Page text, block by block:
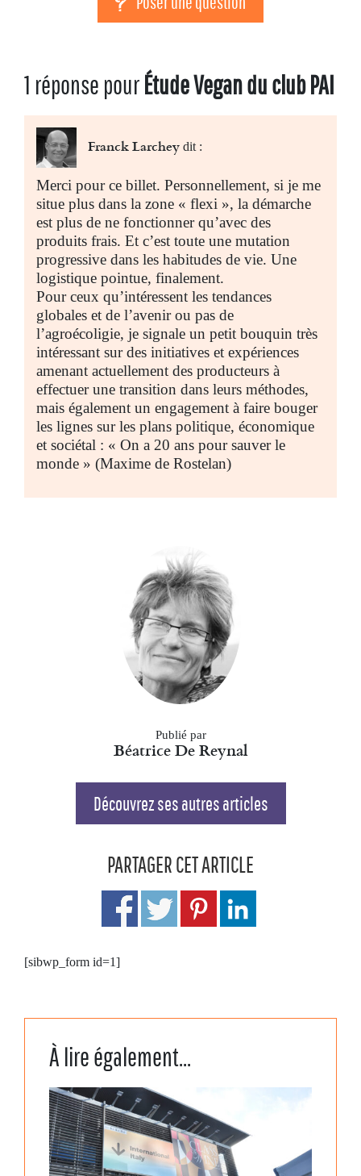
1 réponse pourÉtude Vegan du club PAI
Franck Larchey dit :
Merci pour ce billet. Personnellement, si je me
situe plus dans la zone « flexi », la démarche
est plus de ne fonctionner qu’avec des
produits frais. Et c’est toute une mutation
progressive dans les habitudes de vie. Une
logistique pointue, finalement.
Pour ceux qu’intéressent les tendances
globales et de l’avenir ou pas de
l’agroécoligie, je signale un petit bouquin très
intéressant sur des initiatives et expériences
amenant actuellement des producteurs à
effectuer une transition dans leurs méthodes,
mais également un engagement à faire bouger
les lignes sur les plans politique, économique
et sociétal : « On a 20 ans pour sauver le
monde » (Maxime de Rostelan)
Publié par
Béatrice De Reynal
Découvrez ses autres articles
PARTAGER CET ARTICLE
[sibwp_form id=1]
À lire également...